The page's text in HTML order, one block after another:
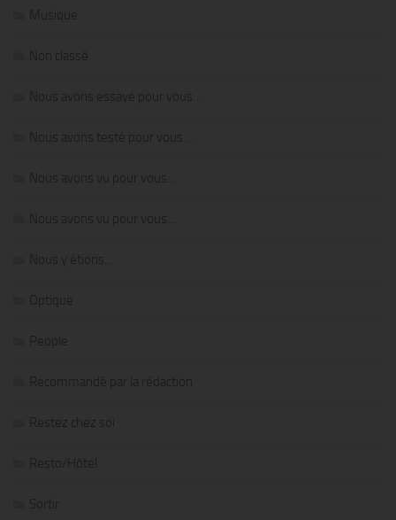
Musique
Non classé
Nous avons essayé pour vous…
Nous avons testé pour vous…
Nous avons vu pour vous…
Nous avons vu pour vous…
Nous y étions…
Optique
People
Recommandé par la rédaction
Restez chez soi
Resto/Hôtel
Sortir